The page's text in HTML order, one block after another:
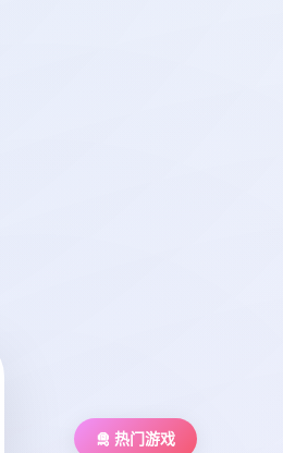
🛅 热门游戏